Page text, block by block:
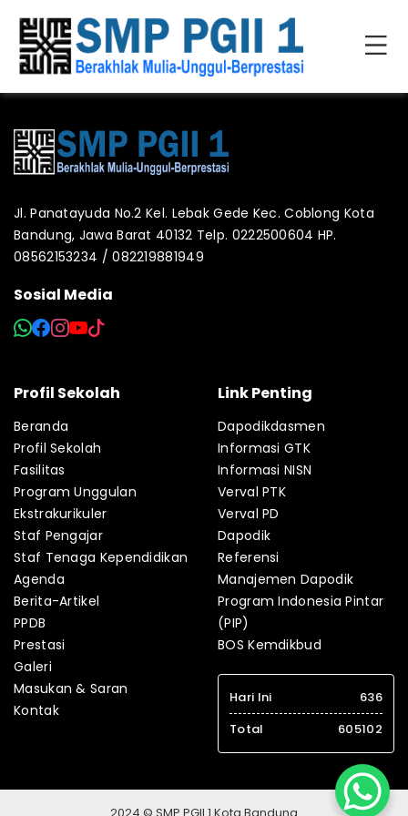
Jl. Panatayuda No.2 Kel. Lebak Gede Kec. Coblong Kota
Bandung, Jawa Barat 40132 Telp. 0222500604 HP.
08562153234 / 082219881949
Sosial Media
Profil Sekolah
Beranda
Profil Sekolah
Fasilitas
Program Unggulan
Ekstrakurikuler
Staf Pengajar
Staf Tenaga Kependidikan
Agenda
Berita-Artikel
PPDB
Prestasi
Galeri
Masukan & Saran
Kontak
Link Penting
Dapodikdasmen
Informasi GTK
Informasi NISN
Verval PTK
Verval PD
Dapodik
Referensi
Manajemen Dapodik
Program Indonesia Pintar
(PIP)
BOS Kemdikbud
Hari Ini
636
Total
605102